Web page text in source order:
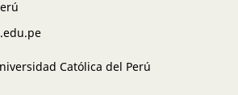
Católica del Perú